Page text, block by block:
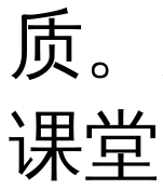
质
课